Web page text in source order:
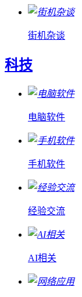
街机杂谈
科技
电脑软件
手机软件
经验交流
AI相关